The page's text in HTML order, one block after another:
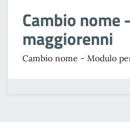
Cambio nome
maggiorenni
Cambio nome - Modulo